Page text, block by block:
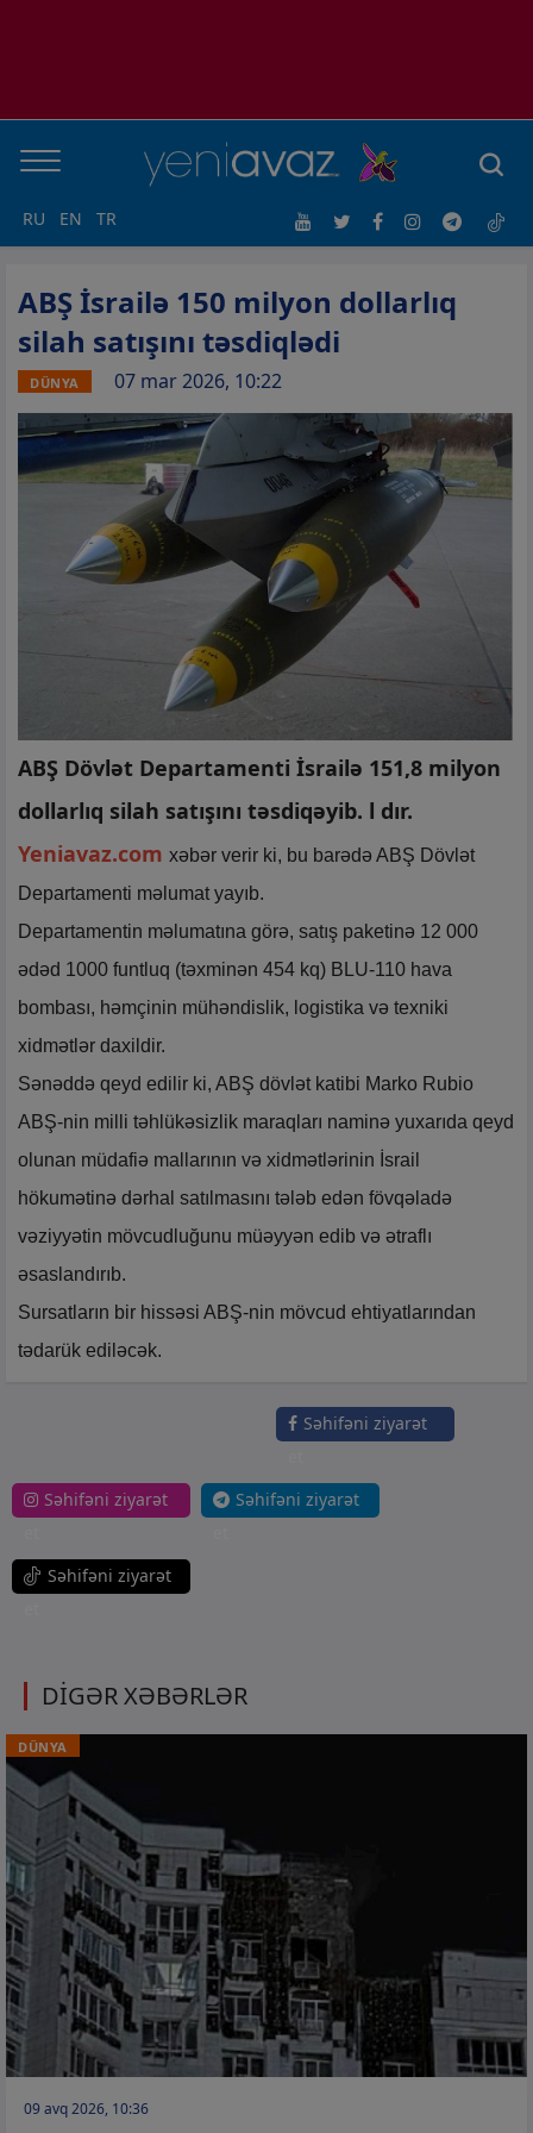
RU EN TR
ABŞ İsrailə 150 milyon dollarlıq
silah satışını təsdiqlədi
DÜNYA 07 mar 2026, 10:22
ABŞ Dövlət Departamenti İsrailə 151,8 milyon
dollarlıq silah satışını təsdiqəyib. l dır.
Yeniavaz.com xəbər verir ki, bu barədə ABŞ Dövlət
Departamenti məlumat yayıb.
Departamentin məlumatına görə, satış paketinə 12 000
ədəd 1000 funtluq (təxminən 454 kq) BLU-110 hava
bombası, həmçinin mühəndislik, logistika və texniki
xidmətlər daxildir.
Sənəddə qeyd edilir ki, ABŞ dövlət katibi Marko Rubio
ABŞ-nin milli təhlükəsizlik maraqları naminə yuxarıda qeyd
olunan müdafiə mallarının və xidmətlərinin İsrail
hökumətinə dərhal satılmasını tələb edən fövqəladə
vəziyyətin mövcudluğunu müəyyən edib və ətraflı
əsaslandırıb.
Sursatların bir hissəsi ABŞ-nin mövcud ehtiyatlarından
tədarük ediləcək.
Səhifəni ziyarət
Səhifəni ziyarət
Səhifəni ziyarət
Səhifəni ziyarət
DİGƏR XƏBƏRLƏR
DÜNYA
09 avq 2026, 10:36